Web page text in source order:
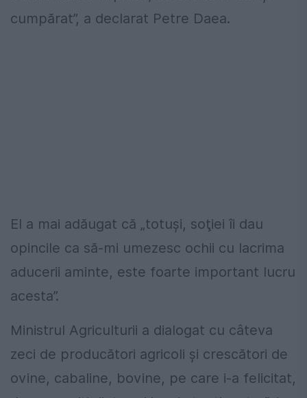
cumpărat”, a declarat Petre Daea.
El a mai adăugat că „totuşi, soţiei îi dau
opincile ca să-mi umezesc ochii cu lacrima
aducerii aminte, este foarte important lucru
acesta”.
Ministrul Agriculturii a dialogat cu câteva
zeci de producători agricoli şi crescători de
ovine, cabaline, bovine, pe care i-a felicitat,